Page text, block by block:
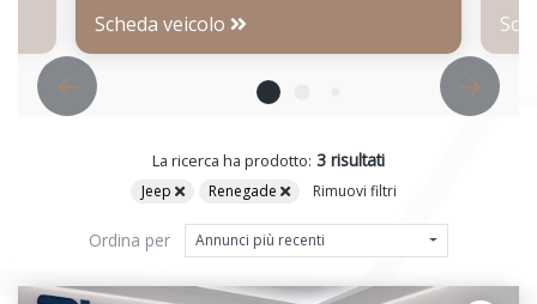
Scheda veicolo
La ricerca ha prodotto: 3 risultati
Jeep Renegade Rimuovi filtri
Ordina per Annunci più recenti